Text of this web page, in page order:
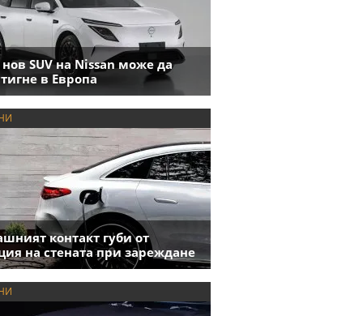
SUV на Nissan може да
в Европа
контакт губи от
на стената при зареждане